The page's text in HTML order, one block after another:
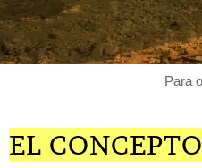
Para
EL